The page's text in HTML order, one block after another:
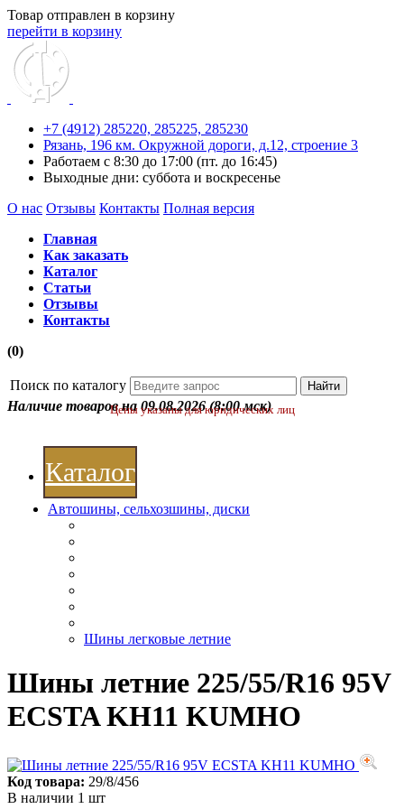
Товар отправлен в корзину
перейти в корзину
+7 (4912) 285220, 285225, 285230
Рязань, 196 км. Окружной дороги, д.12, строение 3
Работаем с 8:30 до 17:00 (пт. до 16:45)
Выходные дни: суббота и воскресенье
О нас Отзывы Контакты Полная версия
Главная
Как заказать
Каталог
Статьи
Отзывы
Контакты
(0)
Поиск по каталогу
Наличие товаров на 09.08.2026 (8:00 мск)
Цены указаны для юридических лиц
Каталог
Автошины, сельхозшины, диски
Шины легковые летние
Шины летние 225/55/R16 95V
ECSTA KH11 KUMHO
Код товара: 29/8/456
В наличии 1 шт